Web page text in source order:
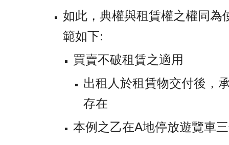
如此，典權與租賃權之權同為
範如下:
買賣不破租賃之適用
出租人於租賃物交付後，
存在
本例之乙在A地停放遊覽車